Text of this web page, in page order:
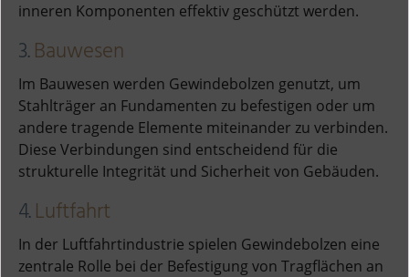
inneren Komponenten effektiv geschützt werden.
3.Bauwesen
Im Bauwesen werden Gewindebolzen genutzt, um
Stahlträger an Fundamenten zu befestigen oder um
andere tragende Elemente miteinander zu verbinden.
Diese Verbindungen sind entscheidend für die
strukturelle Integrität und Sicherheit von Gebäuden.
4.Luftfahrt
In der Luftfahrtindustrie spielen Gewindebolzen eine
zentrale Rolle bei der Befestigung von Tragflächen an